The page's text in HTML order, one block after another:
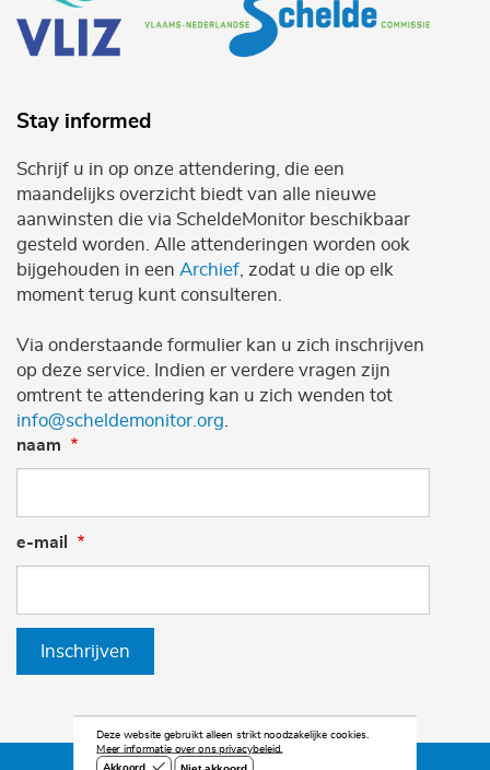
Stay informed
Schrijf u in op onze attendering, die een
maandelijks overzicht biedt van alle nieuwe
aanwinsten die via ScheldeMonitor beschikbaar
gesteld worden. Alle attenderingen worden ook
bijgehouden in een Archief , zodat u die op elk
moment terug kunt consulteren.
Via onderstaande formulier kan u zich inschrijven
op deze service. Indien er verdere vragen zijn
omtrent te attendering kan u zich wenden tot
info@scheldemonitor.org
naam
e-mail
Inschrijven
Deze website gebruikt alleen strikt noodzakelijke cookies.
Meer informatie over ons privacybeleid.